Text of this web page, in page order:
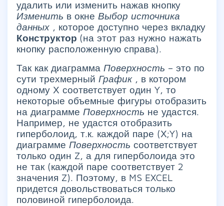
удалить или изменить нажав кнопку
Изменить в окне Выбор источника
данных , которое доступно через вкладку
Конструктор (на этот раз нужно нажать
кнопку расположенную справа).
Так как диаграмма Поверхность – это по
сути трехмерный График , в котором
одному Х соответствует один Y, то
некоторые объемные фигуры отобразить
на диаграмме Поверхность не удастся.
Например, не удастся отобразить
гиперболоид, т.к. каждой паре (Х;Y) на
диаграмме Поверхность соответствует
только один Z, а для гиперболоида это
не так (каждой паре соответствует 2
значения Z). Поэтому, в MS EXCEL
придется довольствоваться только
половиной гиперболоида.